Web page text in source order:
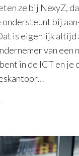
ze bij NexyZ,
ondersteunt bij
is eigenlijk altijd
van een
in de ICT en je